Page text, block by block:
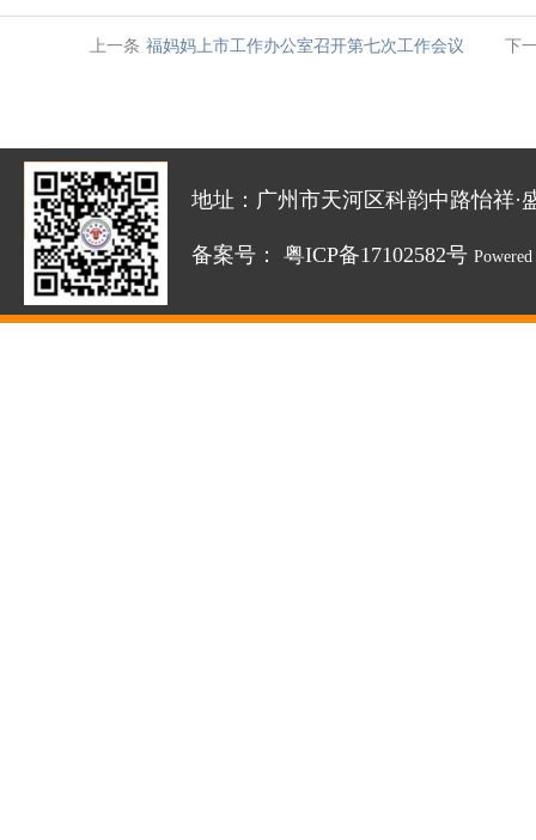
上一条 福妈妈上市工作办公室召开第七次工作会议 下
地址：广州市天河区科韵中路怡祥·
备案号： 粤ICP备17102582号